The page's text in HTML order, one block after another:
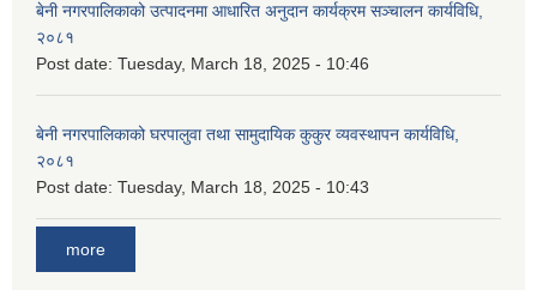
बेनी नगरपालिकाको उत्पादनमा आधारित अनुदान कार्यक्रम सञ्‍चालन कार्यविधि,
२०८१
Post date: Tuesday, March 18, 2025 - 10:46
बेनी नगरपालिकाको घरपालुवा तथा सामुदायिक कुकुर व्यवस्थापन कार्यविधि,
२०८१
Post date: Tuesday, March 18, 2025 - 10:43
more